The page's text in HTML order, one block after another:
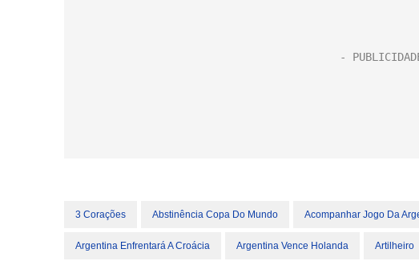
3 Corações Abstinência Copa Do Mundo Acompanhar Jogo Da
Argentina Enfrentará A Croácia Argentina Vence Holanda Artilheiro